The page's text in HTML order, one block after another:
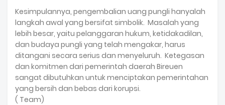
Kesimpulannya, pengembalian uang pungli hanyalah
langkah awal yang bersifat simbolik. Masalah yang
lebih besar, yaitu pelanggaran hukum, ketidakadilan,
dan budaya pungli yang telah mengakar, harus
ditangani secara serius dan menyeluruh. Ketegasan
dan komitmen dari pemerintah daerah Bireuen
sangat dibutuhkan untuk menciptakan pemerintahan
yang bersih dan bebas dari korupsi.
( Team)